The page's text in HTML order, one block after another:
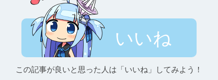
いいね
この記事が良いと思った人は「いいね」してみよう！